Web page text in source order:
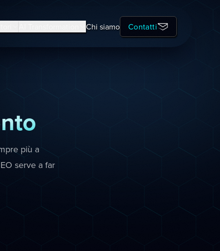
Chi siamo Contatti
più a
serve a far